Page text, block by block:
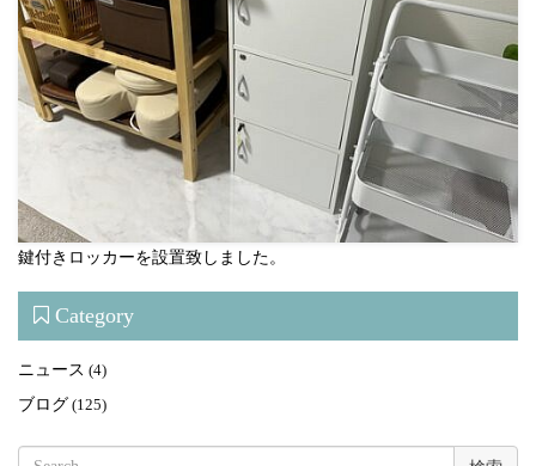
鍵付きロッカーを設置致しました。
Category
ニュース (4)
ブログ (125)